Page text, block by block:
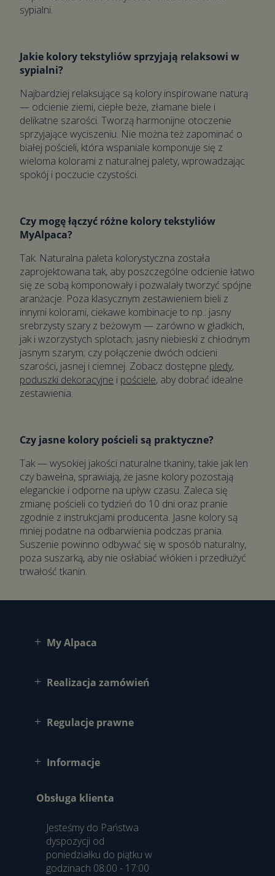
sypialni.
Jakie kolory tekstyliów sprzyjają relaksowi w
sypialni?
Najbardziej relaksujące są kolory inspirowane naturą
— odcienie ziemi, ciepłe beże, złamane biele i
delikatne szarości. Tworzą harmonijne otoczenie
sprzyjające wyciszeniu. Nie można też zapominać o
białej pościeli, która wspaniale komponuje się z
wieloma kolorami z naturalnej palety, wprowadzając
spokój i poczucie czystości.
Czy mogę łączyć różne kolory tekstyliów
MyAlpaca?
Tak. Naturalna paleta kolorystyczna została
zaprojektowana tak, aby poszczególne odcienie łatwo
się ze sobą komponowały i pozwalały tworzyć spójne
aranżacje. Poza klasycznym zestawieniem bieli z
innymi kolorami, ciekawe kombinacje to np.: jasny
srebrzysty szary z beżowym — zarówno w gładkich,
jak i wzorzystych splotach; jasny niebieski z chłodnym
jasnym szarym; czy połączenie dwóch odcieni
szarości, jasnej i ciemnej. Zobacz dostępne pledy,
poduszki dekoracyjne i pościele, aby dobrać idealne
zestawienia.
Czy jasne kolory pościeli są praktyczne?
Tak — wysokiej jakości naturalne tkaniny, takie jak len
czy bawełna, sprawiają, że jasne kolory pozostają
eleganckie i odporne na upływ czasu. Zaleca się
zmianę pościeli co tydzień do 10 dni oraz pranie
zgodnie z instrukcjami producenta. Jasne kolory są
mniej podatne na odbarwienia podczas prania.
Suszenie powinno odbywać się w sposób naturalny,
poza suszarką, aby nie osłabiać włókien i przedłużyć
trwałość tkanin.
My Alpaca
Realizacja zamówień
Regulacje prawne
Informacje
Obsługa klienta
Jesteśmy do Państwa
dyspozycji od
poniedziałku do piątku w
godzinach 08:00 - 17:00